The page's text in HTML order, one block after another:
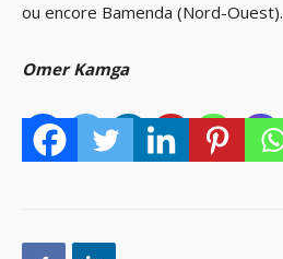
ou encore Bamenda (Nord-Ouest).
Omer Kamga